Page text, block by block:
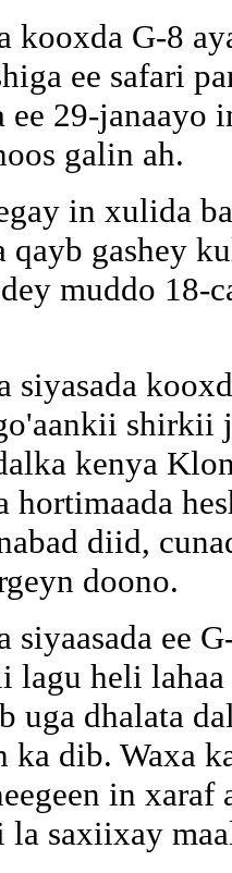
kooxda G-8
ee safari
ee 29-janaayo
galin ah.
in xulida
qayb gashey
muddo 18-
siyasada
shirkii
kenya
hortimaada
diid,
doono.
siyaasada ee
lagu heli
uga dhalata
ka dib. Waxa
in xaraf
saxiixay